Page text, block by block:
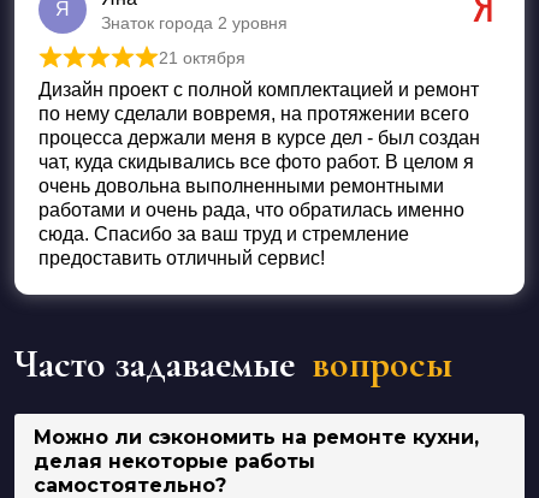
Я
Знаток города 2 уровня
Оценка5 из 5
21 октября
Дизайн проект с полной комплектацией и ремонт
по нему сделали вовремя, на протяжении всего
процесса держали меня в курсе дел - был создан
чат, куда скидывались все фото работ. В целом я
очень довольна выполненными ремонтными
работами и очень рада, что обратилась именно
сюда. Спасибо за ваш труд и стремление
предоставить отличный сервис!
Часто задаваемые вопросы
Можно ли сэкономить на ремонте кухни,
делая некоторые работы
самостоятельно?